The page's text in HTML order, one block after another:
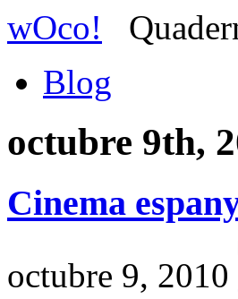
wOco!
Blog
octubre 9th,
Cinema
octubre 9, 2010